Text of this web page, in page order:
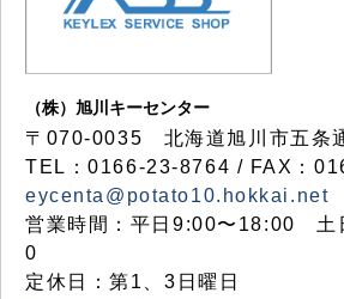
（株）旭川キーセンター
〒070-0035 北海道旭川市五条
TEL：0166-23-8764 / FAX：
eycenta@potato10.hokkai.net
営業時間：平日9:00〜18:00 土
0
定休日：第1、3日曜日